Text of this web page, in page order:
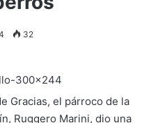
32
Gracias, el párroco de la
Ruggero Marini, dio una